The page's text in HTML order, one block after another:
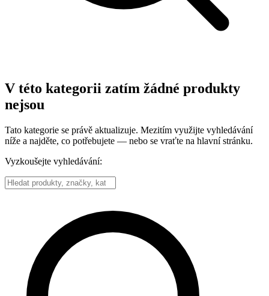
V této kategorii zatím žádné produkty
nejsou
Tato kategorie se právě aktualizuje. Mezitím využijte vyhledávání
níže a najděte, co potřebujete — nebo se vraťte na hlavní stránku.
Vyzkoušejte vyhledávání: